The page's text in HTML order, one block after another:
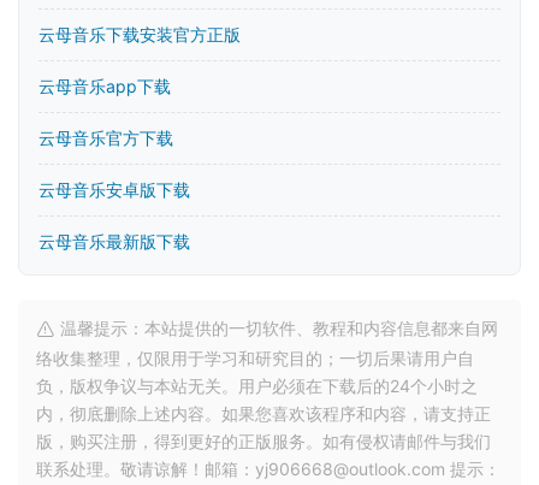
云母音乐下载安装官方正版
云母音乐app下载
云母音乐官方下载
云母音乐安卓版下载
云母音乐最新版下载
温馨提示：本站提供的一切软件、教程和内容信息都来自网
络收集整理，仅限用于学习和研究目的；一切后果请用户自
负，版权争议与本站无关。用户必须在下载后的24个小时之
内，彻底删除上述内容。如果您喜欢该程序和内容，请支持正
版，购买注册，得到更好的正版服务。如有侵权请邮件与我们
联系处理。敬请谅解！邮箱：yj906668@outlook.com 提示：